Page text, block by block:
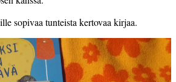
sopivaa tunteista kertovaa kirjaa.